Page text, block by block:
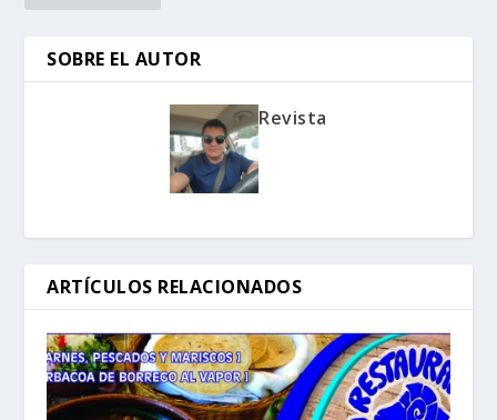
SOBRE EL AUTOR
Revista
ARTÍCULOS RELACIONADOS